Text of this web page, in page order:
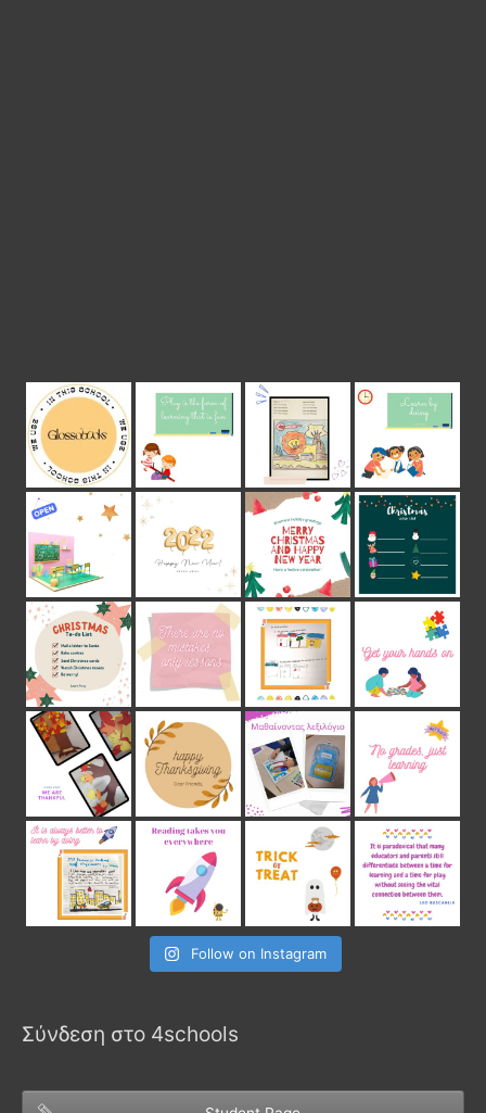
Follow on Instagram
Σύνδεση στο 4schools